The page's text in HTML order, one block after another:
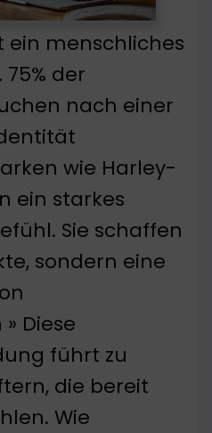
ein menschliches
der
nach einer
wie Harley-
ein starkes
Sie schaffen
sondern eine
Diese
führt zu
die bereit
Wie